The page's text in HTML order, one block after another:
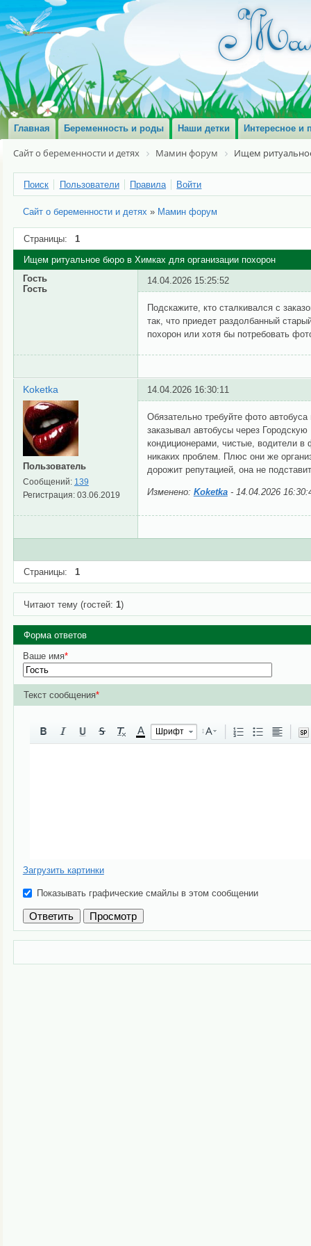
Главная Беременность и роды Наши детки Интересное и
Сайт о беременности и детях Мамин форум Ищем
Поиск Пользователи Правила Войти
Сайт о беременности и детях » Мамин форум
Страницы: 1
Ищем ритуальное бюро в Химках для организации похорон
Гость
Гость
14.04.2026 15:25:52
Подскажите, кто сталкивался с
так, что приедет раздолбанный
похорон или хотя бы потребовать
Koketka
Пользователь
Сообщений: 139
Регистрация: 03.06.2019
14.04.2026 16:30:11
Обязательно требуйте фото
заказывал автобусы через
кондиционерами, чистые, водители
никаких проблем. Плюс они же
дорожит репутацией, она не
Изменено: Koketka- 14.04.2026
Страницы: 1
Читают тему (гостей: 1)
Форма ответов
Ваше имя*
Текст сообщения*
A Шрифт
Загрузить картинки
Показывать графические смайлы в этом сообщении